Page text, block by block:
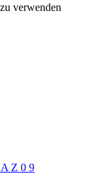
verwenden
A Z 0 9